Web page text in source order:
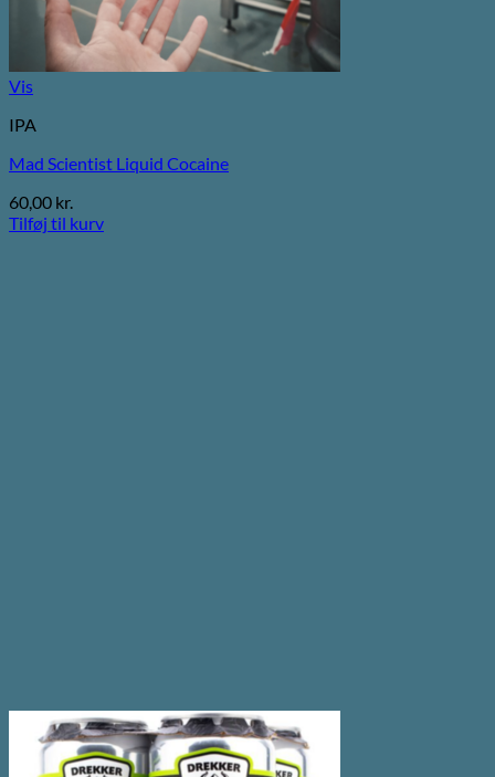
Vis
IPA
Mad Scientist Liquid Cocaine
60,00 kr.
Tilføj til kurv